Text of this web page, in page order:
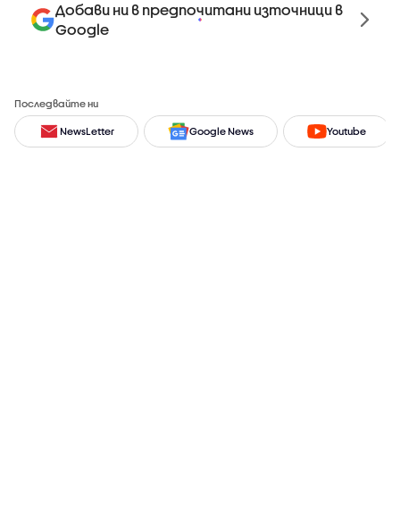
Добави ни в предпочитани източници в
Google
Последвайте ни
NewsLetter Google News Youtube